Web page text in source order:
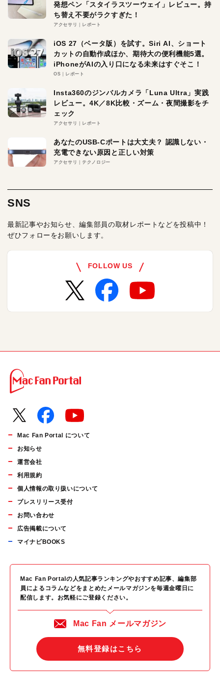
発想ペン「スタイラスツーウェイ」レビュー。持
ち替え不要がラクすぎた！
アクセサリ レポート
iOS 27（ベータ版）を試す。Siri AI、ショート
カットの自動作成ほか、期待大の便利機能5選。
iPhoneがAIの入り口になる未来はすぐそこ！
OS レポート
Insta360のジンバルカメラ「Luna Ultra」実践
レビュー。4K／8K比較・ズーム・夜間撮影をチ
ェック
アクセサリ レポート
あなたのUSB-Cポートは大丈夫？ 認識しない・
充電できない原因と正しい対策
アクセサリ テクノロジー
SNS
最新記事やお知らせ、編集部員の取材レポートなどを投稿中！
ぜひフォローをお願いします。
FOLLOW US
Mac Fan Portal について
お知らせ
運営会社
利用規約
個人情報の取り扱いについて
プレスリリース受付
お問い合わせ
広告掲載について
マイナビBOOKS
Mac Fan Portalの人気記事ランキングやおすすめ記事、編集部
員によるコラムなどをまとめたメールマガジンを毎週金曜日に
配信します。お気軽にご登録ください。
Mac Fan メールマガジン
無料登録はこちら